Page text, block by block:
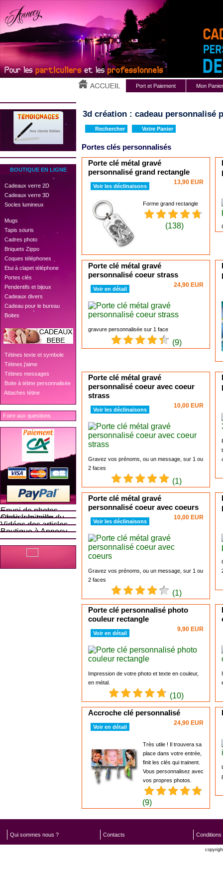
Port et Paiement Mon Panier
BOUTIQUE EN LIGNE
 Cadeaux verre 2D
 Cadeaux verre 3D
 Socles lumineux
 Mugs
 Tapis souris
 Cadres photo
 Briquets Zippo
 Coques téléphones
 Etui à clapet téléphone
 Portes clés
 Pendentifs et bijoux
 Cadeaux divers
 Cadeau pour le bureau
 Boites
 Tétines texte et symbole
 Tétines j'aime
 Tétines messages
 Boite à tétine personnalisée
 Attaches tétine
Foire aux questions
Envoi de photos
Choisir la taille du socle lumineux
Vidéos des articles
Boutique à Annecy
3d création : cadeau personnalisé
Rechercher Votre Panier
Portes clés personnalisés
Porte clé métal gravé
personnalisé grand rectangle
Voir les déclinaisons
13,90 EUR
Forme grand rectangle
(138)
Porte clé métal gravé
personnalisé coeur strass
Voir en détail
24,90 EUR
gravure personnalisée sur 1 face
(9)
Porte clé métal gravé
personnalisé coeur avec coeur
strass
Voir les déclinaisons
10,00 EUR
Gravez vos prénoms, ou un message, sur 1 ou
2 faces
(1)
Porte clé métal gravé
personnalisé coeur avec coeurs
Voir les déclinaisons
10,00 EUR
Gravez vos prénoms, ou un message, sur 1 ou
2 faces
(1)
Porte clé personnalisé photo
couleur rectangle
Voir en détail
9,90 EUR
Impression de votre photo et texte en couleur,
en métal.
(10)
Accroche clé personnalisé
Voir en détail
24,90 EUR
Très utile ! Il trouvera sa
place dans votre entrée,
finit les clés qui trainent.
Vous personnalisez avec
vos propres photos.
(9)
Qui sommes nous ? Contacts Conditions